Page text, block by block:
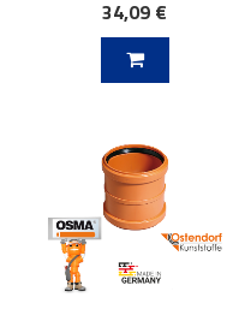
34,09 €